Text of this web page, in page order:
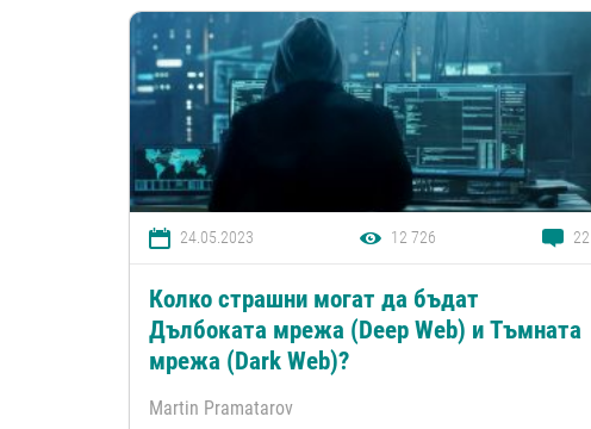
24.05.2023 12 726 22
Колко страшни могат да бъдат
Дълбоката мрежа (Deep Web) и Тъмната
мрежа (Dark Web)?
Martin Pramatarov